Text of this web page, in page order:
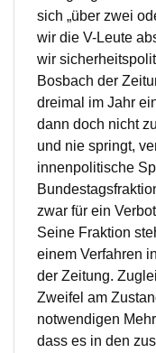
sich „über zwei
wir die V-Leute
wir
Bosbach der
dreimal im Jahr
dann doch nicht
und nie springt,
innenpolitische
zwar für ein
Seine Fraktion
einem Verfahren
der Zeitung.
Zweifel am
notwendigen
dass es in den